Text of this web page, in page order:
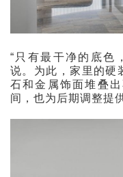
“只有最干净的底色
说。为此，家里的硬
石和金属饰面堆叠
间，也为后期调整提